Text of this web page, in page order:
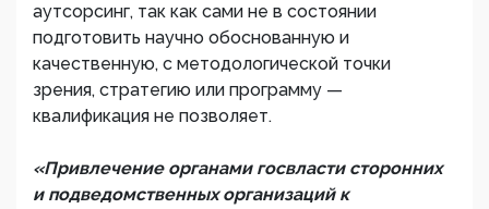
аутсорсинг, так как сами не в состоянии
подготовить научно обоснованную и
качественную, с методологической точки
зрения, стратегию или программу —
квалификация не позволяет.
«Привлечение органами госвласти сторонних
и подведомственных организаций к